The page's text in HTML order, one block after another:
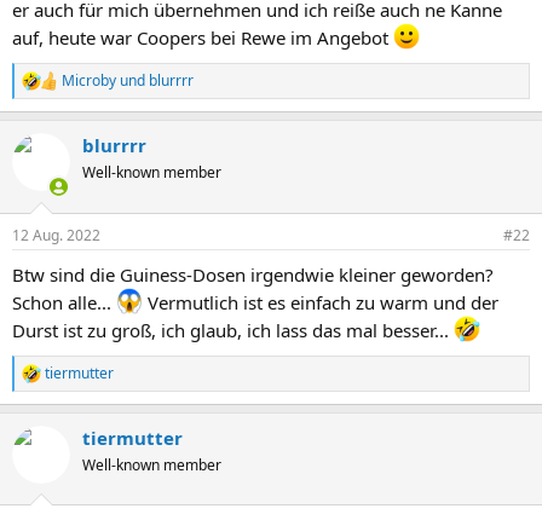
er auch für mich übernehmen und ich reiße auch ne Kanne
auf, heute war Coopers bei Rewe im Angebot
R
e
k
e
:
Microby und blurrrr
blurrrr
Well-known member
12 Aug. 2022 #22
Btw sind die Guiness-Dosen irgendwie kleiner geworden?
Schon alle...
Vermutlich ist es einfach zu warm und der
Durst ist zu groß, ich glaub, ich lass das mal besser...
R
e
k
tiermutter
tiermutter
Well-known member